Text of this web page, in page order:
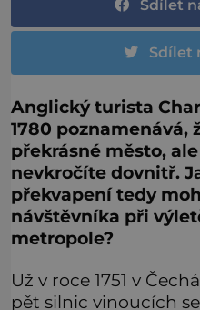
Sdílet
Sdílet
Anglický turista
1780 poznamenává,
překrásné město,
nevkročíte dovnitř.
překvapení tedy
návštěvníka při
metropole?
Už v roce 1751 v
pět silnic vinoucích